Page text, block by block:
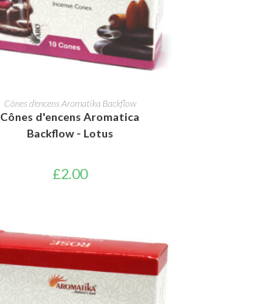
AJOUTER AU PANIER
Cônes d'encens Aromatika Backflow
Cônes d'encens Aromatica
Backflow - Lotus
£2.00